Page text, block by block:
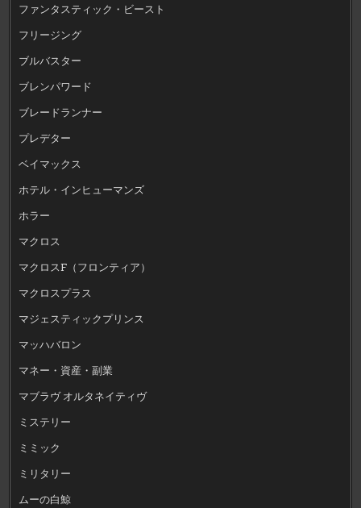
ファンタスティック・ビースト
フリージング
ブルバスター
ブレンパワード
ブレードランナー
プレデター
ベイマックス
ホテル・インヒューマンズ
ホラー
マクロス
マクロスF（フロンティア）
マクロスプラス
マジェスティックプリンス
マッハバロン
マネー・資産・副業
マブラヴ オルタネイティヴ
ミステリー
ミミック
ミリタリー
ムーの白鯨